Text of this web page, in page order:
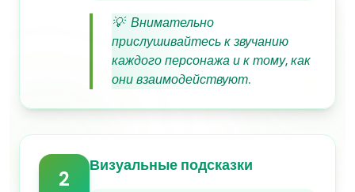
💡 Внимательно
прислушивайтесь к звучанию
каждого персонажа и к тому, как
они взаимодействуют.
2
Визуальные подсказки